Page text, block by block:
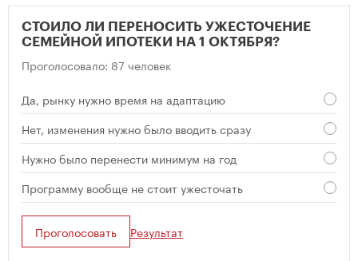
СТОИЛО ЛИ ПЕРЕНОСИТЬ УЖЕСТОЧЕНИЕ
СЕМЕЙНОЙ ИПОТЕКИ НА 1 ОКТЯБРЯ?
Проголосовало: 87 человек
Да, рынку нужно время на адаптацию
Нет, изменения нужно было вводить сразу
Нужно было перенести минимум на год
Программу вообще не стоит ужесточать
Проголосовать Результат